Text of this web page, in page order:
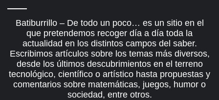
Batiburrillo – De todo un poco… es un sitio en el
que pretendemos recoger día a día toda la
actualidad en los distintos campos del saber.
Escribimos artículos sobre los temas más diversos,
desde los últimos descubrimientos en el terreno
tecnológico, científico o artístico hasta propuestas y
comentarios sobre matemáticas, juegos, humor o
sociedad, entre otros.